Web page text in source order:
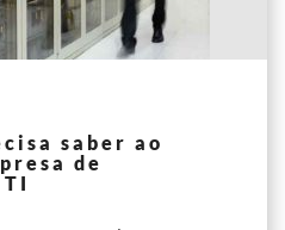
saber ao
de